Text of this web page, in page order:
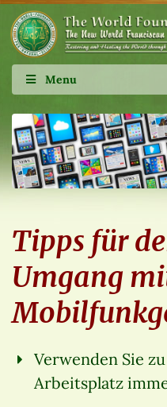
Menu
Tipps für
Umgang
Verwenden Sie
Arbeitsplatz